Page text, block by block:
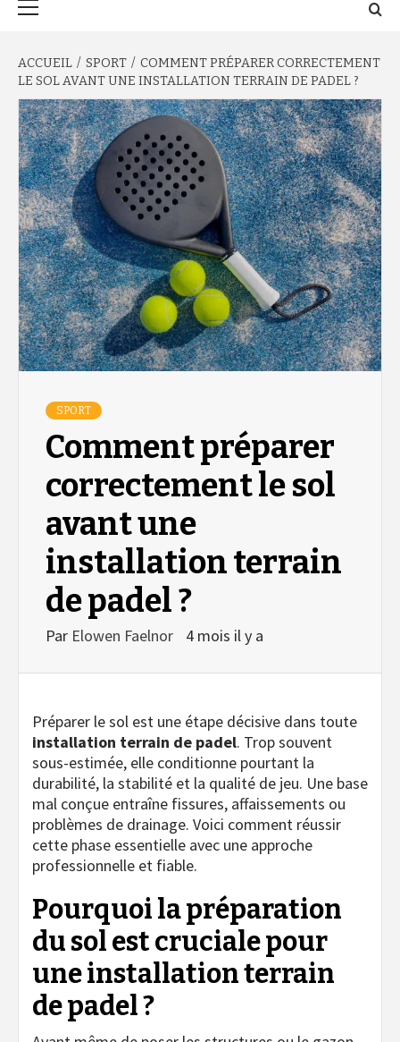
ACCUEIL SPORT
COMMENT PRÉPARER CORRECTEMENT
LE SOL AVANT UNE INSTALLATION TERRAIN DE PADEL ?
SPORT
Comment préparer
correctement le sol
avant une
installation terrain
de padel ?
Par Elowen Faelnor 4 mois il y a
Préparer le sol est une étape décisive dans toute
installation terrain de padel. Trop souvent
sous-estimée, elle conditionne pourtant la
durabilité, la stabilité et la qualité de jeu. Une base
mal conçue entraîne fissures, affaissements ou
problèmes de drainage. Voici comment réussir
cette phase essentielle avec une approche
professionnelle et fiable.
Pourquoi la préparation
du sol est cruciale pour
une installation terrain
de padel ?